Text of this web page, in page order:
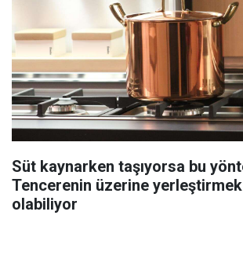
Süt kaynarken taşıyorsa bu
Tencerenin üzerine
olabiliyor